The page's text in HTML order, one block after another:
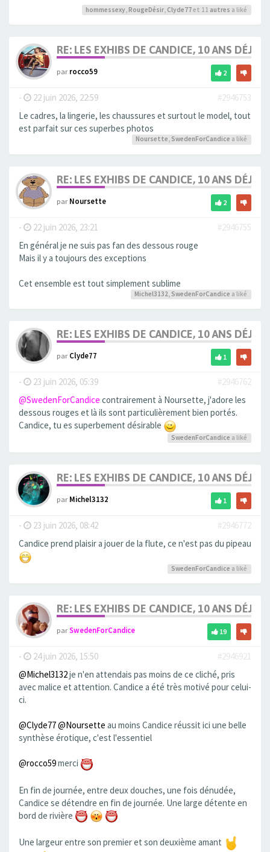
hommessexy RougeDésir Clyde77et 11 autres a liké
RE: LES EXHIBS DE CANDICE, 10 ANS DÉJÀ,
parrocco59 2
- 22 juin 2026, 22:59
#2946753
Le cadres, la lingerie, les chaussures et surtout le model, tout
est parfait sur ces superbes photos
Noursette, SwedenForCandice a liké
RE: LES EXHIBS DE CANDICE, 10 ANS DÉJÀ,
parNoursette 2
- 22 juin 2026, 23:21
#2946755
En général je ne suis pas fan des dessous rouge
Mais il y a toujours des exceptions
Cet ensemble est tout simplement sublime
Michel3132, SwedenForCandice a liké
RE: LES EXHIBS DE CANDICE, 10 ANS DÉJÀ,
parClyde77 1
- 23 juin 2026, 05:39
#2946762
@SwedenForCandice contrairement à Noursette, j'adore les
dessous rouges et là ils sont particulièrement bien portés.
Candice, tu es superbement désirable
SwedenForCandice a liké
RE: LES EXHIBS DE CANDICE, 10 ANS DÉJÀ,
parMichel3132 1
- 23 juin 2026, 08:42
#2946772
Candice prend plaisir a jouer de la flute, ce n'est pas du pipeau
SwedenForCandice a liké
RE: LES EXHIBS DE CANDICE, 10 ANS DÉJÀ,
parSwedenForCandice 19
- 24 juin 2026, 15:50
#2946921
@Michel3132je n'en attendais pas moins de ce cliché, pris
avec malice et attention. Candice a été très motivé pour celui-
ci.
@Clyde77@Noursette au moins Candice réussit ici une belle
synthèse érotique, c'est l'essentiel
@rocco59merci
En fin de journée, entre deux douches, une fois dénudée,
Candice se détendre en fin de journée. Une large détente en
bord de rivière
Une largeur entre son premier et son deuxième amant